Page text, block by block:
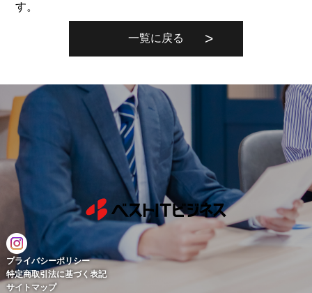
す。
一覧に戻る
プライバシーポリシー
特定商取引法に基づく表記
サイトマップ